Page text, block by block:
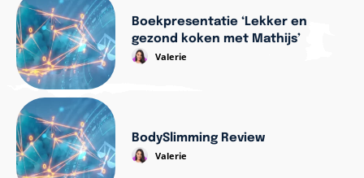
Boekpresentatie ‘Lekker en
gezond koken met Mathijs’
Valerie
BodySlimming Review
Valerie